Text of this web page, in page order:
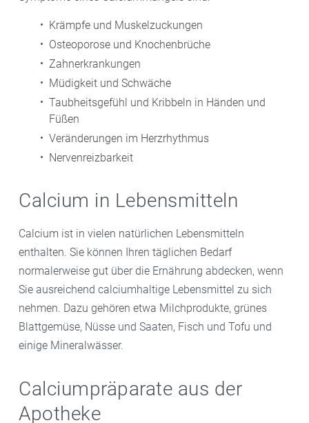
Krämpfe und Muskelzuckungen
Osteoporose und Knochenbrüche
Zahnerkrankungen
Müdigkeit und Schwäche
Taubheitsgefühl und Kribbeln in Händen und
Füßen
Veränderungen im Herzrhythmus
Nervenreizbarkeit
Calcium in Lebensmitteln
Calcium ist in vielen natürlichen Lebensmitteln
enthalten. Sie können Ihren täglichen Bedarf
normalerweise gut über die Ernährung abdecken, wenn
Sie ausreichend calciumhaltige Lebensmittel zu sich
nehmen. Dazu gehören etwa Milchprodukte, grünes
Blattgemüse, Nüsse und Saaten, Fisch und Tofu und
einige Mineralwässer.
Calciumpräparate aus der
Apotheke